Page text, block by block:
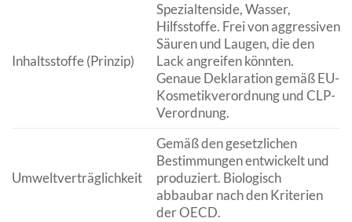
Inhaltsstoffe (Prinzip)
Spezialtenside, Wasser,
Hilfsstoffe. Frei von aggressiven
Säuren und Laugen, die den
Lack angreifen könnten.
Genaue Deklaration gemäß EU-
Kosmetikverordnung und CLP-
Verordnung.
Umweltverträglichkeit
Gemäß den gesetzlichen
Bestimmungen entwickelt und
produziert. Biologisch
abbaubar nach den Kriterien
der OECD.